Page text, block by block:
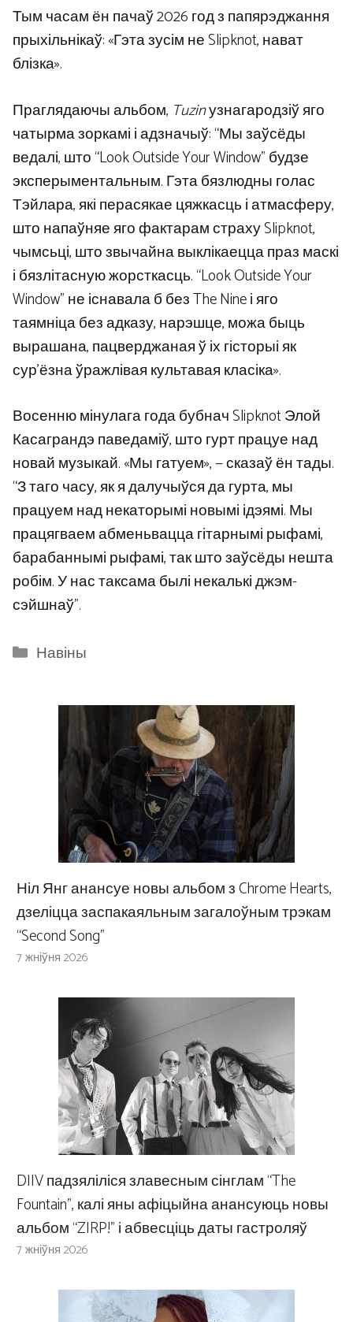
Тым часам ён пачаў 2026 год з папярэджання
прыхільнікаў: «Гэта зусім не Slipknot, нават
блізка».
Праглядаючы альбом, Tuzinузнагародзіў яго
чатырма зоркамі і адзначыў: “Мы заўсёды
ведалі, што “Look Outside Your Window” будзе
эксперыментальным. Гэта бязлюдны голас
Тэйлара, які перасякае цяжкасць і атмасферу,
што напаўняе яго фактарам страху Slipknot,
чымсьці, што звычайна выклікаецца праз маскі
і бязлітасную жорсткасць. “Look Outside Your
Window” не існавала б без The Nine і яго
таямніца без адказу, нарэшце, можа быць
вырашана, пацверджаная ў іх гісторыі як
сур’ёзна ўражлівая культавая класіка».
Восенню мінулага года бубнач Slipknot Элой
Касаграндэ паведаміў, што гурт працуе над
новай музыкай. «Мы гатуем», — сказаў ён тады.
“З таго часу, як я далучыўся да гурта, мы
працуем над некаторымі новымі ідэямі. Мы
працягваем абменьвацца гітарнымі рыфамі,
барабаннымі рыфамі, так што заўсёды нешта
робім. У нас таксама былі некалькі джэм-
сэйшнаў”.
Categories
Навіны
Ніл Янг анансуе новы альбом з Chrome Hearts,
дзеліцца заспакаяльным загалоўным трэкам
“Second Song”
7 жніўня 2026
DIIV падзяліліся злавесным сінглам “The
Fountain”, калі яны афіцыйна анансуюць новы
альбом “ZIRP!” і абвесціць даты гастроляў
7 жніўня 2026